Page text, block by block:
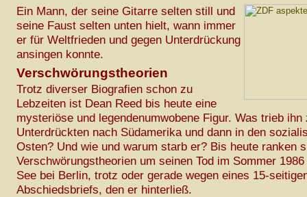
Ein Mann, der seine Gitarre selten still und
seine Faust selten unten hielt, wann immer
er für Weltfrieden und gegen Unterdrückung
ansingen konnte.
Verschwörungstheorien
Trotz diverser Biografien schon zu
Lebzeiten ist Dean Reed bis heute eine
mysteriöse und legendenumwobene Figur. Was trieb
Unterdrückten nach Südamerika und dann in den
Osten? Und wie und warum starb er? Bis heute ranken
Verschwörungstheorien um seinen Tod im Sommer
See bei Berlin, trotz oder gerade wegen eines 15-
Abschiedsbriefs, den er hinterließ.